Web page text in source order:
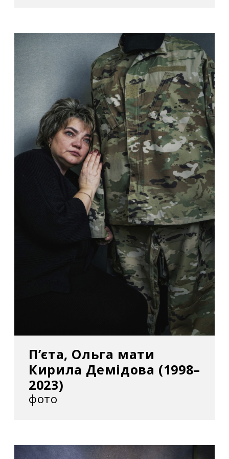
2018 – Slovak Press Photo / Finalist
2018 – International Photography Awards USA /
2016 – PHOTOGRAPHY SALOON «STROM» /
Silver medal The Royal Photographic Society
П’єта, Ольга мати
Кирила Демідова (1998–
2023)
фото